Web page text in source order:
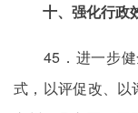
十、强化行政
45．进一步健
式，以评促改、以